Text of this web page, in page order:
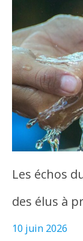
Les échos
des élus à
10 juin 2026